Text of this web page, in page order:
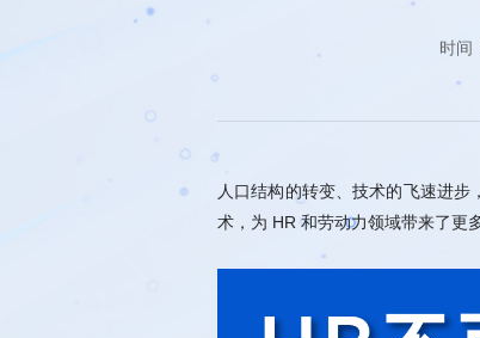
时间
人口结构的转变、技术的飞速进
术，为 HR 和劳动力领域带来了更